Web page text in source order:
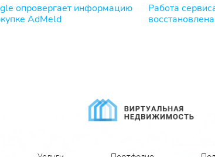
опровергает информацию
AdMeld
Работа